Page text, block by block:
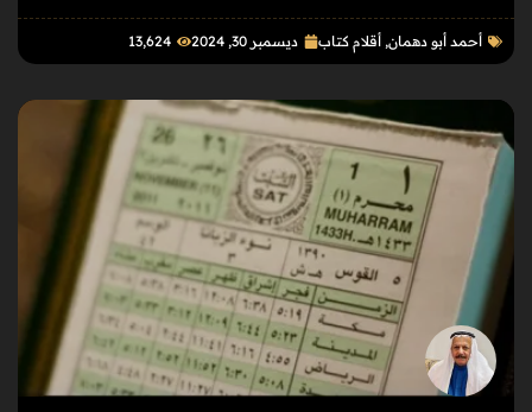
أحمد أبو دهمان, أقلام كتاب ديسمبر 30, 2024 13٬624